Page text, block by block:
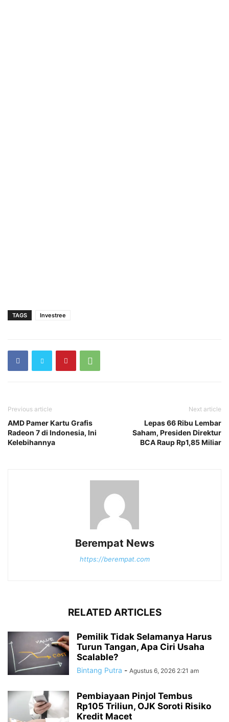
TAGS Investree
Previous article
AMD Pamer Kartu Grafis
Radeon 7 di Indonesia, Ini
Kelebihannya
Next article
Lepas 66 Ribu Lembar
Saham, Presiden Direktur
BCA Raup Rp1,85 Miliar
Berempat News
https://berempat.com
RELATED ARTICLES
Pemilik Tidak Selamanya Harus
Turun Tangan, Apa Ciri Usaha
Scalable?
Bintang Putra - Agustus 6, 2026 2:21 am
Pembiayaan Pinjol Tembus
Rp105 Triliun, OJK Soroti Risiko
Kredit Macet